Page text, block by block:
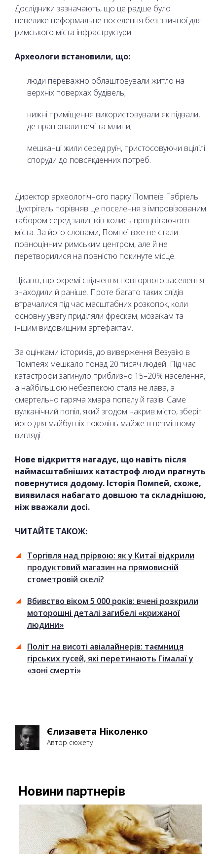
Дослідники зазначають, що це радше було
невелике неформальне поселення без звичної для
римського міста інфраструктури.
Археологи встановили, що:
люди переважно облаштовували житло на
верхніх поверхах будівель;
нижні приміщення використовували як підвали,
де працювали печі та млини;
мешканці жили серед руїн, пристосовуючи вцілілі
споруди до повсякденних потреб.
Директор археологічного парку Помпеїв Габріель
Цухтрігель порівняв це поселення з імпровізованим
табором серед залишків колись процвітаючого
міста. За його словами, Помпеї вже не стали
повноцінним римським центром, але й не
перетворилися на повністю покинуте місце.
Цікаво, що окремі свідчення повторного заселення
знаходили й раніше. Проте багато таких слідів
втрачалися під час масштабних розкопок, коли
основну увагу приділяли фрескам, мозаїкам та
іншим видовищним артефактам.
За оцінками істориків, до виверження Везувію в
Помпеях мешкало понад 20 тисяч людей. Під час
катастрофи загинуло приблизно 15–20% населення,
а найбільшою небезпекою стала не лава, а
смертельно гаряча хмара попелу й газів. Саме
вулканічний попіл, який згодом накрив місто, зберіг
його для майбутніх поколінь майже в незмінному
вигляді.
Нове відкриття нагадує, що навіть після
наймасштабніших катастроф люди прагнуть
повернутися додому. Історія Помпей, схоже,
виявилася набагато довшою та складнішою,
ніж вважали досі.
ЧИТАЙТЕ ТАКОЖ:
Торгівля над прірвою: як у Китаї відкрили
продуктовий магазин на прямовисній
стометровій скелі?
Вбивство віком 5 000 років: вчені розкрили
моторошні деталі загибелі «крижаної
людини»
Політ на висоті авіалайнерів: таємниця
гірських гусей, які перетинають Гімалаї у
«зоні смерті»
Єлизавета Ніколенко
Автор сюжету